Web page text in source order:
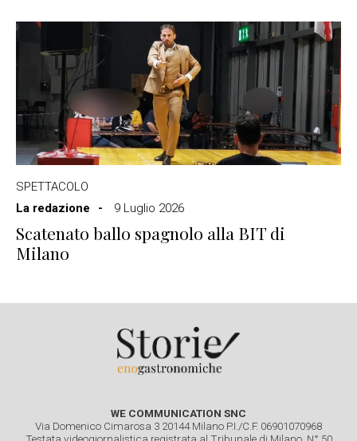
SPETTACOLO
La redazione
9 Luglio 2026
Scatenato ballo spagnolo alla BIT di
Milano
WE COMMUNICATION SNC
Via Domenico Cimarosa 3 20144 Milano P.I./C.F. 06901070968